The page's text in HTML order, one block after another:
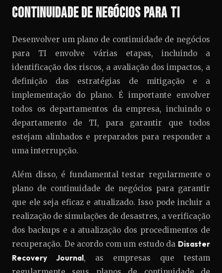
Continuidade de Negócios para TI
Desenvolver um plano de continuidade de negócios
para TI envolve várias etapas, incluindo a
identificação dos riscos, a avaliação dos impactos, a
definição das estratégias de mitigação e a
implementação do plano. É importante envolver
todos os departamentos da empresa, incluindo o
departamento de TI, para garantir que todos
estejam alinhados e preparados para responder a
uma interrupção.
Além disso, é fundamental testar regularmente o
plano de continuidade de negócios para garantir
que ele seja eficaz e atualizado. Isso pode incluir a
realização de simulações de desastres, a verificação
dos backups e a atualização dos procedimentos de
recuperação. De acordo com um estudo da Disaster
Recovery Journal , as empresas que testam